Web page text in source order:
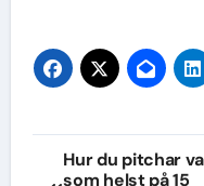
Hur du pitchar
som helst på 15